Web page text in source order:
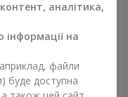
"Рожева ніжність"
грн
аналітика,
інформації на
файли
буде доступна